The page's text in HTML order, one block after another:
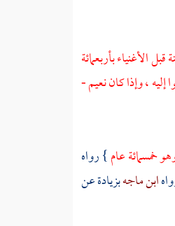
الأغنياء بأربعمائة
، وإذا كان نعيم -
خمسمائة عام} رواه
ابن ماجهبزيادة عن